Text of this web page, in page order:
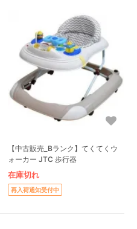
【中古販売_Bランク】てくてくウ
ォーカー JTC 歩行器
在庫切れ
再入荷通知受付中